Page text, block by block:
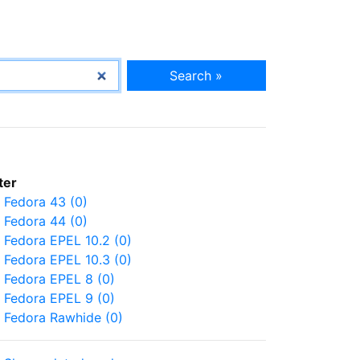
Search »
Fedora 43 (0)
Fedora 44 (0)
Fedora EPEL 10.2 (0)
Fedora EPEL 10.3 (0)
Fedora EPEL 8 (0)
Fedora EPEL 9 (0)
Fedora Rawhide (0)